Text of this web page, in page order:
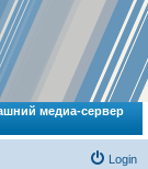
медиа-сервер
Login